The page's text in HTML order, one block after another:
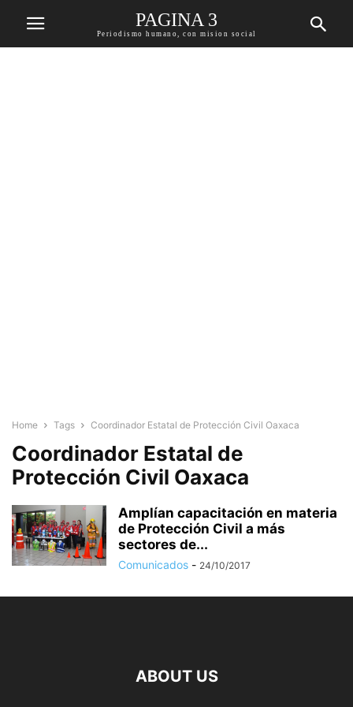
PAGINA 3
Periodismo humano, con mision social
Home Tags Coordinador Estatal de Protección Civil Oaxaca
Coordinador Estatal de
Protección Civil Oaxaca
Amplían capacitación en materia
de Protección Civil a más
sectores de...
Comunicados - 24/10/2017
ABOUT US